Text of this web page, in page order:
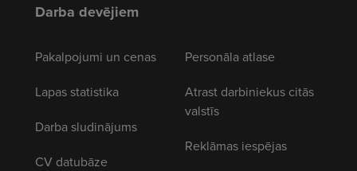
Darba devējiem
Pakalpojumi un cenas
Lapas statistika
Darba sludinājums
CV datubāze
Personāla atlase
Atrast darbiniekus citās
valstīs
Reklāmas iespējas